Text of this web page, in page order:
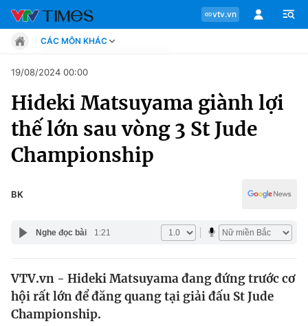
vtv.vn
Chuyên mục
Tin tức
Sự kiện
CÁC MÔN KHÁC
Move
Phong cách
Sự kiện
Bóng đá
Thể thao điện tử
19/08/2024 00:00
Hideki Matsuyama giành lợi
thế lớn sau vòng 3 St Jude
Championship
BK
Nghe đọc bài 1:21
VTV.vn - Hideki Matsuyama đang đứng trước cơ
hội rất lớn để đăng quang tại giải đấu St Jude
Championship.